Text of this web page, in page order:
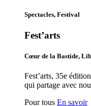
Spectacles, Festival
Fest’arts
Cœur de la Bastide,
Fest’arts, 35e
qui partage avec
Pour tous En savoir